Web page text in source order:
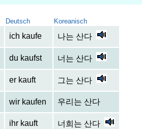
Deutsch Koreanisch
ich kaufe 나는 산다
du kaufst 너는 산다
er kauft 그는 산다
wir kaufen 우리는 산다
ihr kauft 너희는 산다